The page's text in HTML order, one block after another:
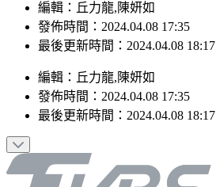
編輯：丘力龍,陳妍如
發佈時間：2024.04.08 17:35
最後更新時間：2024.04.08 18:17
編輯 ： 丘力龍,陳妍如
發佈時間： 2024.04.08 17:35
最後更新時間： 2024.04.08 18:17